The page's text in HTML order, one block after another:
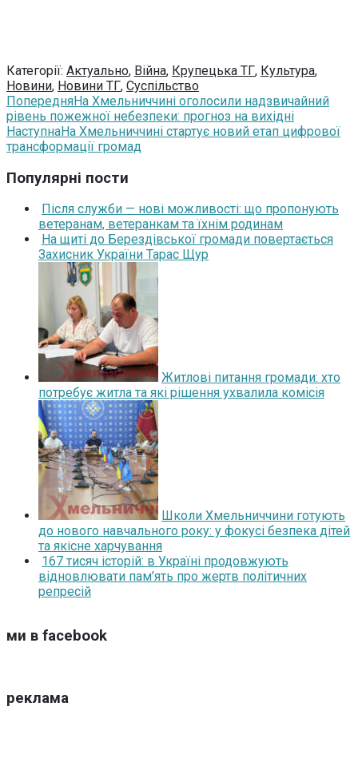
Категорії: Актуально, Війна, Крупецька ТГ, Культура,
Новини, Новини ТГ, Суспільство
ПопередняНа Хмельниччині оголосили надзвичайний
рівень пожежної небезпеки: прогноз на вихідні
НаступнаНа Хмельниччині стартує новий етап цифрової
трансформації громад
Популярні пости
Після служби — нові можливості: що пропонують
ветеранам, ветеранкам та їхнім родинам
На щиті до Берездівської громади повертається
Захисник України Тарас Щур
Житлові питання громади: хто
потребує житла та які рішення ухвалила комісія
Школи Хмельниччини готують
до нового навчального року: у фокусі безпека дітей
та якісне харчування
167 тисяч історій: в Україні продовжують
відновлювати пам’ять про жертв політичних
репресій
ми в facebook
реклама